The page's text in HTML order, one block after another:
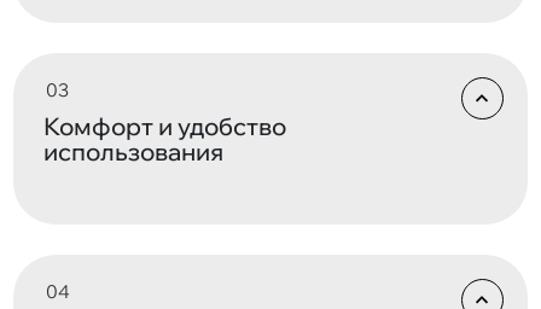
Комфорт и удобство
использования